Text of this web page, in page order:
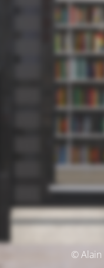
© Alain